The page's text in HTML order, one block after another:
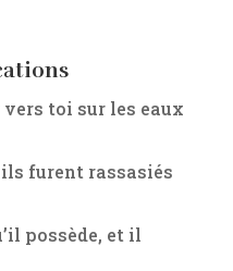
toi sur les eaux
furent rassasiés
possède, et il